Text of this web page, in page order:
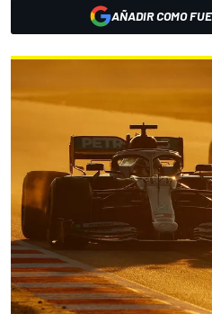
AÑADIR COMO